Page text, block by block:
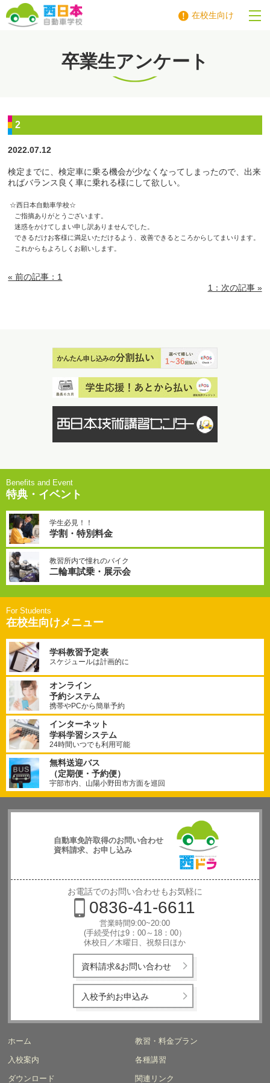
在校生向け
卒業生アンケート
2
2022.07.12
検定までに、検定車に乗る機会が少なくなってしまったので、出来
ればバランス良く車に乗れる様にして欲しい。
☆西日本自動車学校☆
ご指摘ありがとうございます。
迷惑をかけてしまい申し訳ありませんでした。
できるだけお客様に満足いただけるよう、改善できるところからしてまいります。
これからもよろしくお願いします。
« 前の記事：1
1：次の記事 »
特典・イベント
学生必見！！
学割・特別料金
教習所内で憧れのバイク
二輪車試乗・展示会
在校生向けメニュー
学科教習予定表
スケジュールは計画的に
オンライン
予約システム
携帯やPCから簡単予約
インターネット
学科学習システム
24時間いつでも利用可能
無料送迎バス
（定期便・予約便）
宇部市内、山陽小野田市方面を巡回
自動車免許取得のお問い合わせ
資料請求、お申し込み
西日本自動
車学校
お電話でのお問い合わせもお気軽に
0836-41-6611
営業時間9:00~20:00
(手続受付は9：00～18：00）
休校日／木曜日、祝祭日ほか
資料請求&お問い合わせ
入校予約お申込み
ホーム 教習・料金プラン
入校案内 各種講習
ダウンロード 関連リンク